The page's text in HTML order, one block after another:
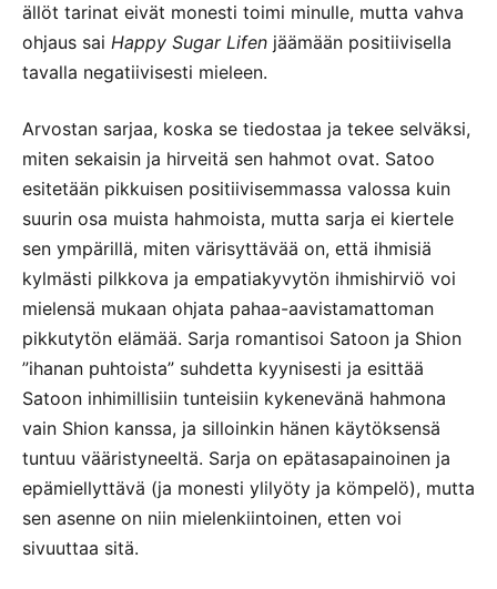
ällöt tarinat eivät monesti toimi minulle, mutta vahva
ohjaus sai Happy Sugar Lifen jäämään positiivisella
tavalla negatiivisesti mieleen.
Arvostan sarjaa, koska se tiedostaa ja tekee selväksi,
miten sekaisin ja hirveitä sen hahmot ovat. Satoo
esitetään pikkuisen positiivisemmassa valossa kuin
suurin osa muista hahmoista, mutta sarja ei kiertele
sen ympärillä, miten värisyttävää on, että ihmisiä
kylmästi pilkkova ja empatiakyvytön ihmishirviö voi
mielensä mukaan ohjata pahaa-aavistamattoman
pikkutytön elämää. Sarja romantisoi Satoon ja Shion
”ihanan puhtoista” suhdetta kyynisesti ja esittää
Satoon inhimillisiin tunteisiin kykenevänä hahmona
vain Shion kanssa, ja silloinkin hänen käytöksensä
tuntuu vääristyneeltä. Sarja on epätasapainoinen ja
epämiellyttävä (ja monesti ylilyöty ja kömpelö), mutta
sen asenne on niin mielenkiintoinen, etten voi
sivuuttaa sitä.